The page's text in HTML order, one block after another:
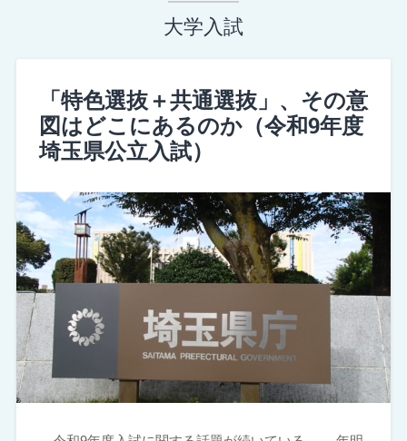
大学入試
「特色選抜＋共通選抜」、その意
図はどこにあるのか（令和9年度
埼玉県公立入試）